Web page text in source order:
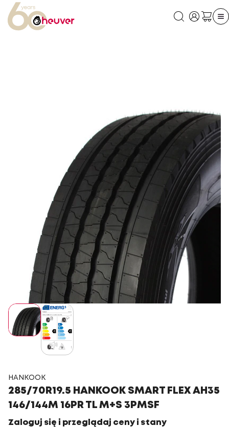
HANKOOK
285/70R19.5 HANKOOK SMART FLEX AH35
146/144M 16PR TL M+S 3PMSF
Zaloguj się i przeglądaj ceny i stany